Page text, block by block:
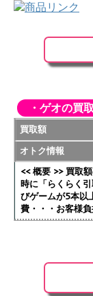
・ゲオの買
買取額
オトク情報
<< 概要 >> 買取
時に「らくらく
びゲームが5本以
費・・・お客様